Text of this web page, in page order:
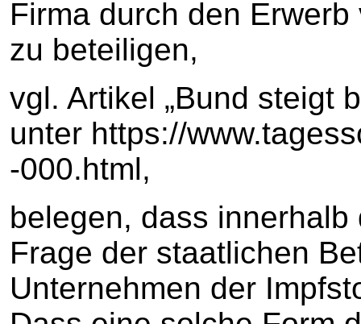
Firma durch den
zu beteiligen,
vgl. Artikel „Bund steigt
unter https://
-000.html,
belegen, dass
Frage der staatlichen
Unternehmen der